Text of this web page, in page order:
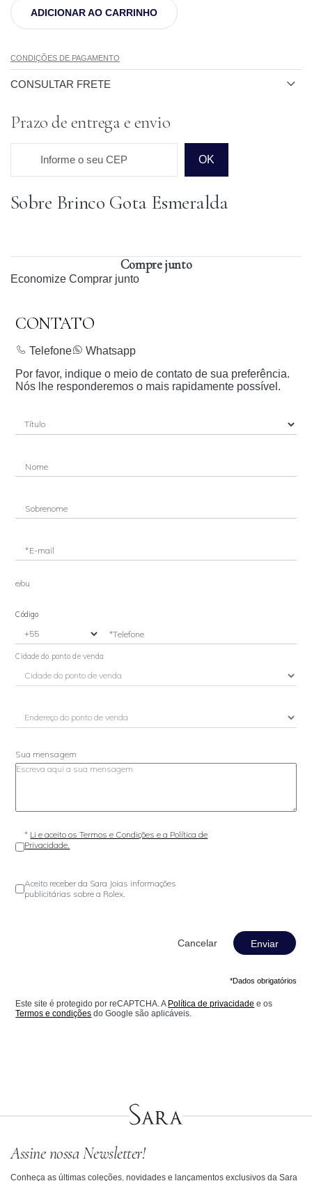
ADICIONAR AO CARRINHO
CONDIÇÕES DE PAGAMENTO
CONSULTAR FRETE
Prazo de entrega e envio
Informe o seu CEP OK
Prazo para o CEP
Sobre Brinco Gota Esmeralda
Compre junto
Economize Comprar junto
CONTATO
Telefone
Whatsapp
Por favor, indique o meio de contato de sua preferência.
Nós lhe responderemos o mais rapidamente possível.
Nome
Sobrenome
*E-mail
e/ou
Código
*Telefone
Cidade do ponto de venda
Sua mensagem
* Li e aceito os Termos e Condições e a Política de
Privacidade.
Aceito receber da Sara Joias informações
publicitárias sobre a Rolex.
Enviar
*Dados obrigatórios
Este site é protegido por reCAPTCHA. A Política de privacidade e os
Termos e condições do Google são aplicáveis.
Assine nossa Newsletter!
Conheça as últimas coleções, novidades e lançamentos exclusivos da Sara